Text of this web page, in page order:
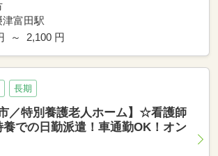
富田駅
～ 2,100 円
長期
／特別養護老人ホーム】☆看護師
での日勤派遣！車通勤OK！オン